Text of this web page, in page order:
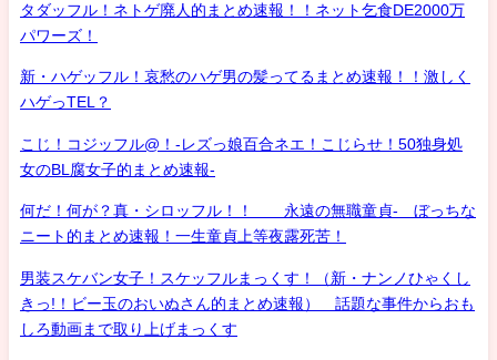
タダッフル！ネトゲ廃人的まとめ速報！！ネット乞食DE2000万
パワーズ！
新・ハゲッフル！哀愁のハゲ男の髪ってるまとめ速報！！激しく
ハゲっTEL？
こじ！コジッフル@！-レズっ娘百合ネエ！こじらせ！50独身処
女のBL腐女子的まとめ速報-
何だ！何が？真・シロッフル！！ 永遠の無職童貞- ぼっちな
ニート的まとめ速報！一生童貞上等夜露死苦！
男装スケバン女子！スケッフルまっくす！（新・ナンノひゃくし
きっ!！ビー玉のおいぬさん的まとめ速報） 話題な事件からおも
しろ動画まで取り上げまっくす